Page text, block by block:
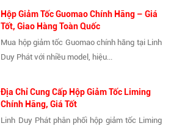
Hộp Giảm Tốc Guomao Chính Hãng – Giá
Tốt, Giao Hàng Toàn Quốc
Mua hộp giảm tốc Guomao chính hãng tại Linh
Duy Phát với nhiều model, hiệu...
Địa Chỉ Cung Cấp Hộp Giảm Tốc Liming
Chính Hãng, Giá Tốt
Linh Duy Phát phân phối hộp giảm tốc Liming